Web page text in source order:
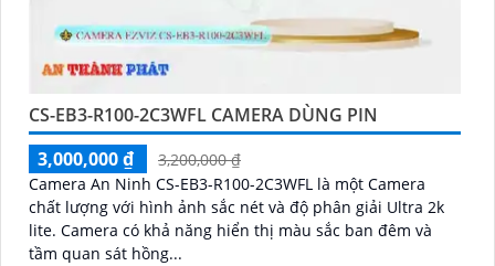
CS-EB3-R100-2C3WFL CAMERA DÙNG PIN
3,000,000 ₫
3,200,000 ₫
Camera An Ninh CS-EB3-R100-2C3WFL là một Camera
chất lượng với hình ảnh sắc nét và độ phân giải Ultra 2k
lite. Camera có khả năng hiển thị màu sắc ban đêm và
tầm quan sát hồng...